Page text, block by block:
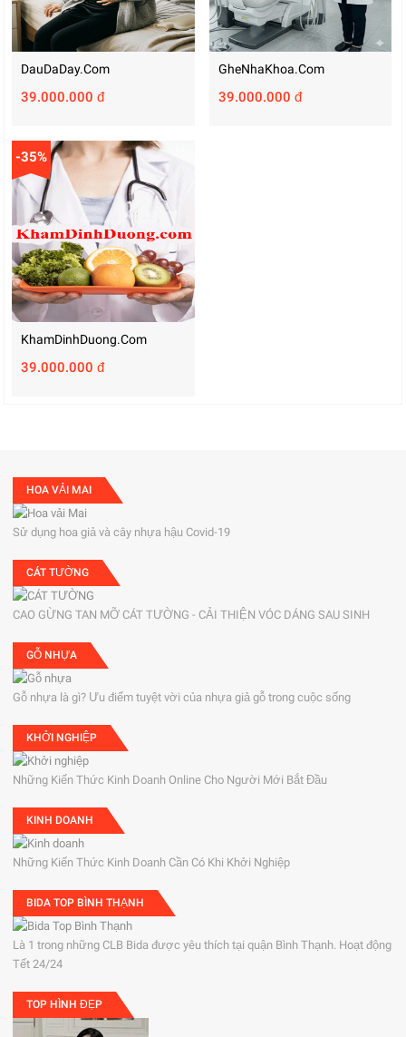
DauDaDay.com
39.000.000 đ
GheNhaKhoa.com
39.000.000 đ
-35%
KhamDinhDuong.com
39.000.000 đ
HOA VẢI MAI
Sử dụng hoa giả và cây nhựa hậu Covid-19
CÁT TƯỜNG
CAO GỪNG TAN MỠ CÁT TƯỜNG - CẢI THIỆN VÓC DÁNG SAU SINH
GỖ NHỰA
Gỗ nhựa là gì? Ưu điểm tuyệt vời của nhựa giả gỗ trong cuộc sống
KHỞI NGHIỆP
Những Kiến Thức Kinh Doanh Online Cho Người Mới Bắt Đầu
KINH DOANH
Những Kiến Thức Kinh Doanh Cần Có Khi Khởi Nghiệp
BIDA TOP BÌNH THẠNH
Là 1 trong những CLB Bida được yêu thích tại quận Bình Thạnh. Hoạt động
Tết 24/24
TOP HÌNH ĐẸP